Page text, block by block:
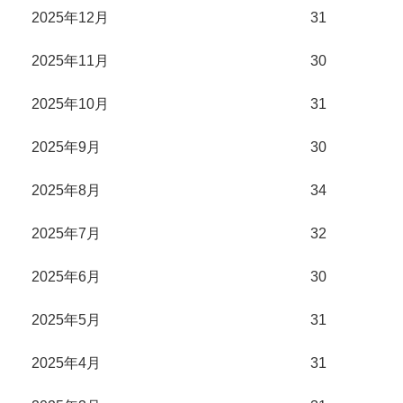
2025年12月 31
2025年11月 30
2025年10月 31
2025年9月 30
2025年8月 34
2025年7月 32
2025年6月 30
2025年5月 31
2025年4月 31